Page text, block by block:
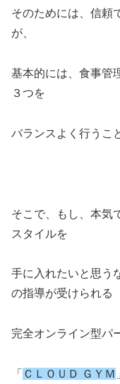
そのためには、信頼
が、
基本的には、食事管
３つを
バランスよく行うこ
そこで、もし、本気
スタイルを
手に入れたいと思う
の指導が受けられる
完全オンライン型パ
「 ＣＬＯＵＤ ＧＹＭ